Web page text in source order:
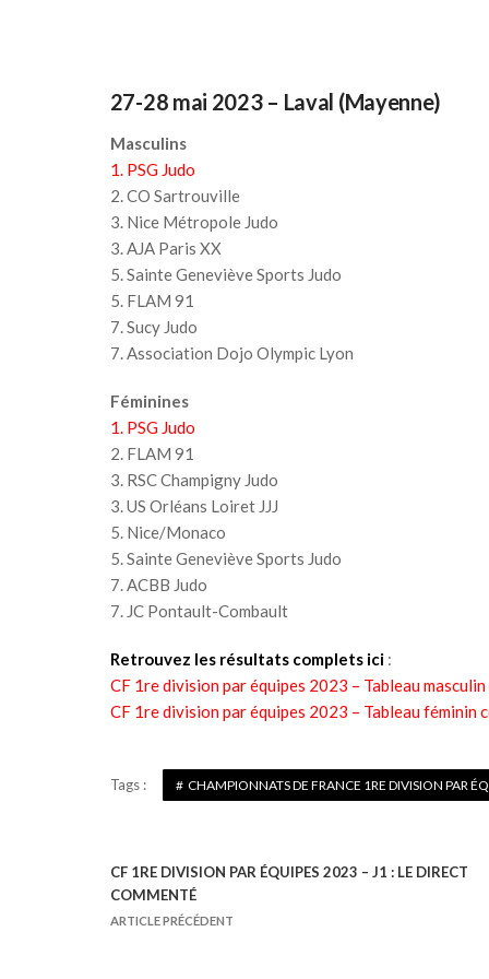
27-28 mai 2023 – Laval (Mayenne)
Masculins
1. PSG Judo
2. CO Sartrouville
3. Nice Métropole Judo
3. AJA Paris XX
5. Sainte Geneviève Sports Judo
5. FLAM 91
7. Sucy Judo
7. Association Dojo Olympic Lyon
Féminines
1. PSG Judo
2. FLAM 91
3. RSC Champigny Judo
3. US Orléans Loiret JJJ
5. Nice/Monaco
5. Sainte Geneviève Sports Judo
7. ACBB Judo
7. JC Pontault-Combault
Retrouvez les résultats complets ici:
CF 1re division par équipes 2023 – Tableau
CF 1re division par équipes 2023 – Tableau féminin
Tags : CHAMPIONNATS DE FRANCE 1RE DIVISION PAR
N
a
CF 1RE DIVISION PAR ÉQUIPES 2023 – J1 : LE DIRECT
COMMENTÉ
ARTICLE PRÉCÉDENT